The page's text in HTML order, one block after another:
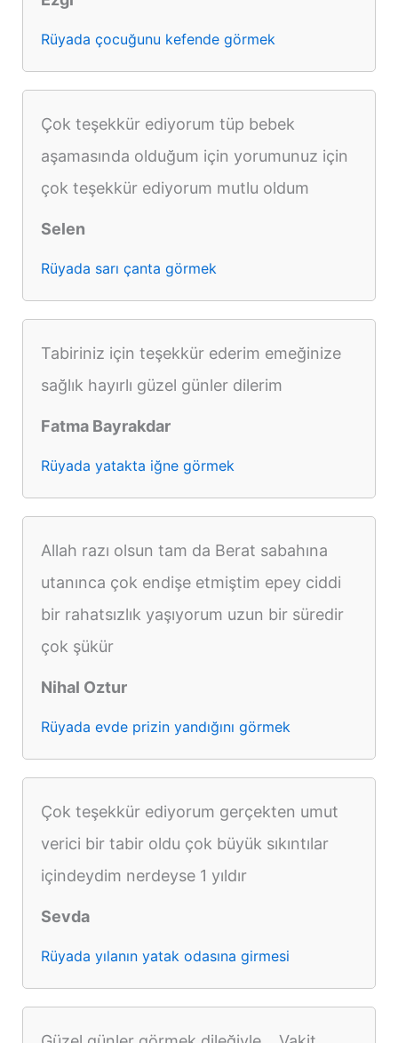
Rüyada çocuğunu kefende görmek
Çok teşekkür ediyorum tüp bebek
aşamasında olduğum için yorumunuz için
çok teşekkür ediyorum mutlu oldum
Selen
Rüyada sarı çanta görmek
Tabiriniz için teşekkür ederim emeğinize
sağlık hayırlı güzel günler dilerim
Fatma Bayrakdar
Rüyada yatakta iğne görmek
Allah razı olsun tam da Berat sabahına
utanınca çok endişe etmiştim epey ciddi
bir rahatsızlık yaşıyorum uzun bir süredir
çok şükür
Nihal Oztur
Rüyada evde prizin yandığını görmek
Çok teşekkür ediyorum gerçekten umut
verici bir tabir oldu çok büyük sıkıntılar
içindeydim nerdeyse 1 yıldır
Sevda
Rüyada yılanın yatak odasına girmesi